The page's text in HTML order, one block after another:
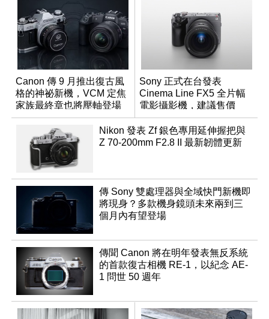
Canon 傳 9 月推出復古風
格的神祕新機，VCM 定焦
家族最終章也將壓軸登場
Sony 正式在台發表
Cinema Line FX5 全片幅
電影攝影機，建議售價
NT$144,980
Nikon 發表 Zf 銀色專用延伸握把與
Z 70-200mm F2.8 II 最新韌體更新
傳 Sony 雙處理器與全域快門新機即
將現身？多款機身鏡頭未來兩到三
個月內有望登場
傳聞 Canon 將在明年發表無反系統
的首款復古相機 RE-1，以紀念 AE-
1 問世 50 週年